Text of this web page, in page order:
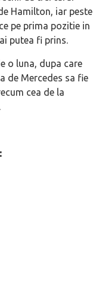
Hamilton, iar peste
pe prima pozitie in
putea fi prins.
o luna, dupa care
de Mercedes sa fie
cea de la